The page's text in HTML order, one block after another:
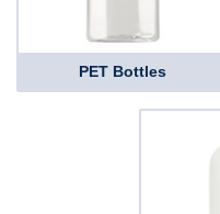
PET Bottles